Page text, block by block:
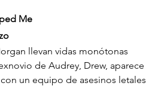
Me
llevan vidas monótonas
de Audrey, Drew, aparece
un equipo de asesinos letales